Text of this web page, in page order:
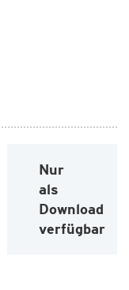
Nur
als
Download
verfügbar